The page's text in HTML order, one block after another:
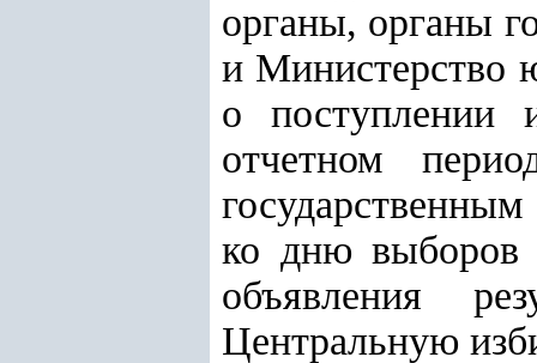
органы, органы
и Министерство
о поступлении
отчетном
ко дню выборов
объявления
Центральную